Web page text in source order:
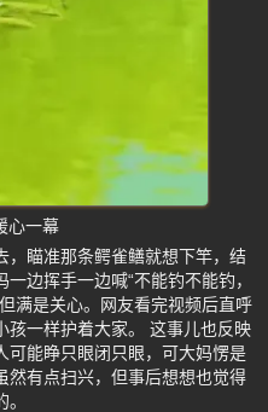
心一幕
，瞄准那条鳄雀鳝就想下竿，结
边挥手一边喊“不能钓不能钓，
满是关心。网友看完视频后直呼
孩一样护着大家。 这事儿也反映
可能睁只眼闭只眼，可大妈愣是
然有点扫兴，但事后想想也觉得